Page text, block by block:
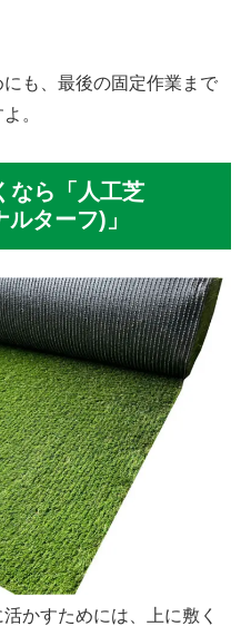
も、最後の固定作業まで
。
なら「人工芝
ターフ)」
かすためには、上に敷く